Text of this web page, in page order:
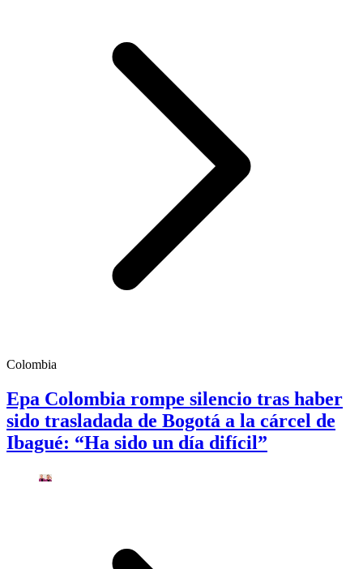
Colombia
Epa Colombia rompe silencio tras haber
sido trasladada de Bogotá a la cárcel de
Ibagué: “Ha sido un día difícil”